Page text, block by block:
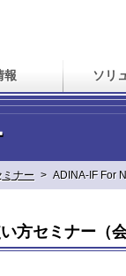
報 ソリ
ミナー > ADINA-IF For
方セミナー（